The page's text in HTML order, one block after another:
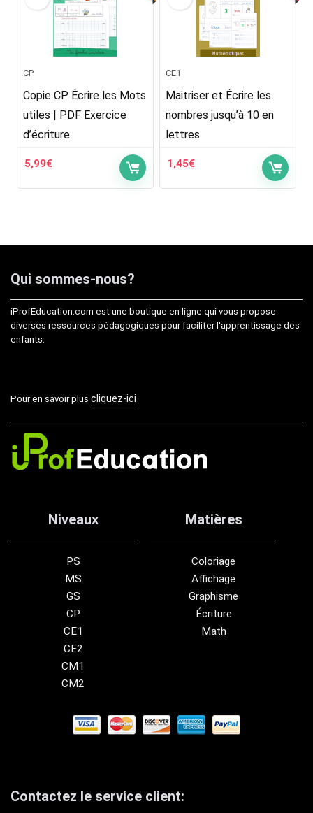
CP
Copie CP Écrire les Mots
utiles | PDF Exercice
d’écriture
5,99€
CE1
Maitriser et Écrire les
nombres jusqu’à 10 en
lettres
1,45€
Qui sommes-nous?
iProfEducation.com est une boutique en ligne qui vous propose
diverses ressources pédagogiques pour faciliter l'apprentissage des
enfants.
Pour en savoir plus cliquez-ici
Niveaux
PS
MS
GS
CP
CE1
CE2
CM1
CM2
Matières
Coloriage
Affichage
Graphisme
Écriture
Math
Contactez le service client: